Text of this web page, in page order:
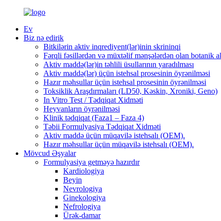
Ev
Biz nə edirik
Bitkilərin aktiv inqrediyent(lər)inin skrininqi
Fərqli fəsillərdən və müxtəlif mənşələrdən olan botanik
Aktiv maddə(lər)in təhlili üsullarının yaradılması
Aktiv maddə(lər) üçün istehsal prosesinin öyrənilməsi
Hazır məhsullar üçün istehsal prosesinin öyrənilməsi
Toksiklik Araşdırmaları (LD50, Kəskin, Xroniki, Geno)
In Vitro Test / Tədqiqat Xidməti
Heyvanların öyrənilməsi
Klinik tədqiqat (Faza1 – Faza 4)
Təbii Formulyasiya Tədqiqat Xidməti
Aktiv maddə üçün müqavilə istehsalı (OEM).
Hazır məhsullar üçün müqavilə istehsalı (OEM).
Mövcud Əşyalar
Formulyasiya getməyə hazırdır
Kardiologiya
Beyin
Nevrologiya
Ginekologiya
Nefrologiya
Ürək-damar